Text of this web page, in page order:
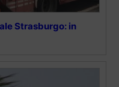
Strasburgo: in